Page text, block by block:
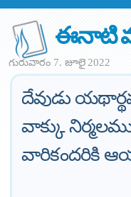
ఈనాటి
గురువారం 7. జూలై 2022
దేవుడు
వాక్కు
వారికందరికి